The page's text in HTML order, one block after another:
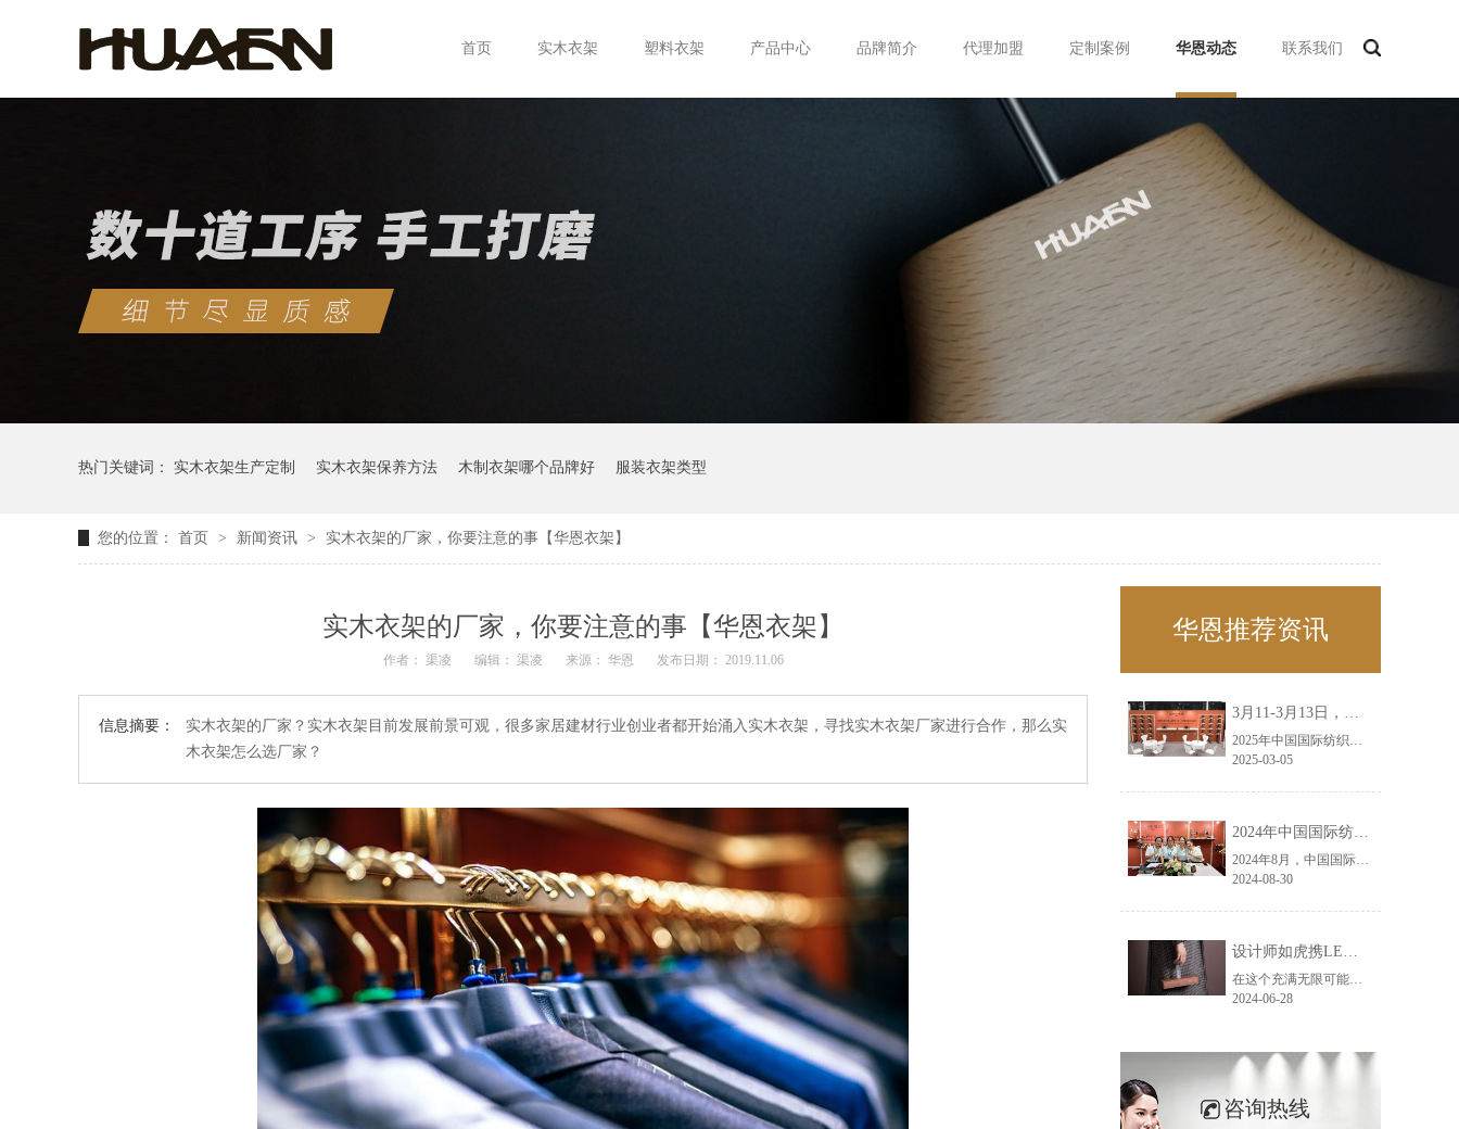
首页 实木衣架 塑料衣架 产品中心 品牌简介 代理加盟 定制案例 华恩动态 联系我们
热门关键词： 实木衣架生产定制 实木衣架保养方法 木制衣架哪个品牌好 服装衣架类型
您的位置： 首页 > 新闻资讯 > 实木衣架的厂家，你要注意的事【华恩衣架】
实木衣架的厂家，你要注意的事【华恩衣架】
作者： 渠凌 编辑： 渠凌 来源： 华恩 发布日期： 2019.11.06
信息摘要：
实木衣架的厂家？实木衣架目前发展前景可观，很多家居建材行业创业者都开始涌入实木衣架，寻找实木衣架厂家进行合作，那么实
木衣架怎么选厂家？
华恩推荐资讯
3月11-3月13日，华恩诚邀您共赴上海面辅料春夏展——华恩
2025年中国国际纺织面料及辅料（春夏）博览会即将盛大开启！感谢您对华恩品牌的关注！3.11-3.13，杭州华恩（LEMONLEE）诚邀您共赴这场春日的宴会！
2025-03-05
2024年中国国际纺织面料及辅料（秋冬）博览会完美收官！——华恩
2024年8月，中国国际纺织面料及辅料（秋冬）博览会完美收官！作为一家拥有30年历史的专业衣架制造商，我们非常荣幸能够参与这一盛会，并在此期间与众多客户进行了广泛而深入的交流。
2024-08-30
设计师如虎携LEMONLEE红雪松礼盒荣获第六届未来·已来香港新锐当代设计奖铜奖
在这个充满无限可能的2024年夏季，LEMONLEE品牌设计师如虎以其非凡的创意与对自然的深刻理解，精心打造的红雪松木球礼盒，在“2024未来·已来——第六届香港新锐当代设计奖”中摘得铜奖。这不仅是对设计师如虎原创设计能力的嘉奖，更是对LEMONLEE品牌的高度认可。
2024-06-28
咨询热线